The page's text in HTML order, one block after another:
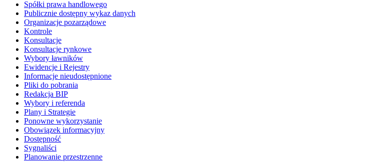
Spółki prawa handlowego
Publicznie dostępny wykaz danych
Organizacje pozarządowe
Kontrole
Konsultacje
Konsultacje rynkowe
Wybory ławników
Ewidencje i Rejestry
Informacje nieudostępnione
Pliki do pobrania
Redakcja BIP
Wybory i referenda
Plany i Strategie
Ponowne wykorzystanie
Obowiązek informacyjny
Dostępność
Sygnaliści
Planowanie przestrzenne